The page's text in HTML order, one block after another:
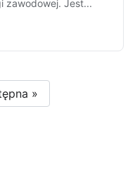
zawodowej. Jest...
»